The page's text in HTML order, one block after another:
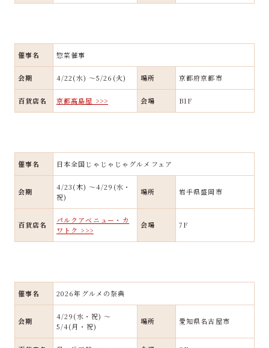
催事名 惣菜催事
会期 4/22(水) ～5/26(火) 場所 京都府京都市
百貨店名 京都髙島屋 >>> 会場 B1F
催事名 日本全国じゃじゃじゃグルメフェア
会期
4/23(木) ～4/29(水・
祝)
場所 岩手県盛岡市
百貨店名
パルクアベニュー・カ
ワトク >>>
会場 7F
催事名 2026年グルメの祭典
会期
4/29(水・祝) ～
5/4(月・祝)
場所 愛知県名古屋市